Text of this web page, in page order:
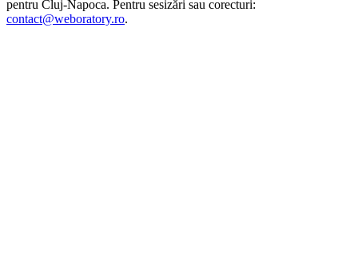
pentru Cluj-Napoca. Pentru sesizări sau corecturi:
contact@weboratory.ro.